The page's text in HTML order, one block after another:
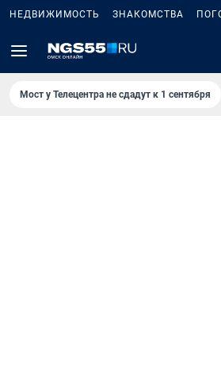
НЕДВИЖИМОСТЬ ЗНАКОМСТВА
Мост у Телецентра не сдадут к 1 сентября